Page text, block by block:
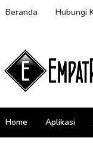
Beranda Hubungi
Home Aplikasi